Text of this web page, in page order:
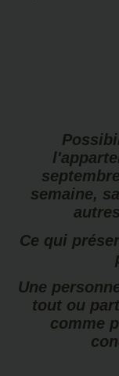
semaine,
Ce qui
​Une
tout ou
comme